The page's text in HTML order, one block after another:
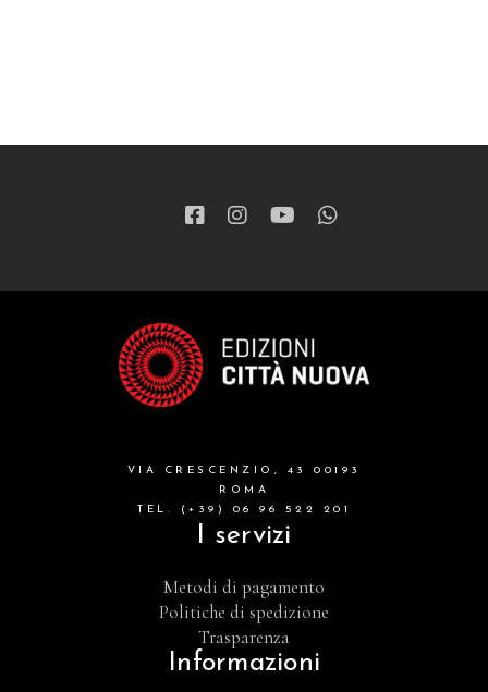
VIA CRESCENZIO, 43 00193
ROMA
TEL. (+39) 06 96 522 201
I servizi
Metodi di pagamento
Politiche di spedizione
Trasparenza
Informazioni